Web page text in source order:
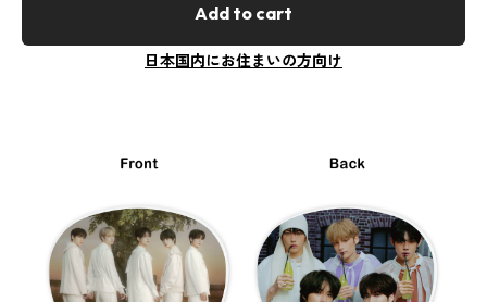
Add to cart
日本国内にお住まいの方向け